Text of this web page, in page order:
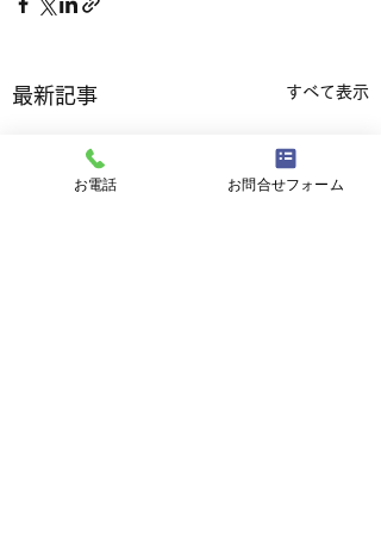
最新記事 すべて表示
お電話 お問合せフォーム